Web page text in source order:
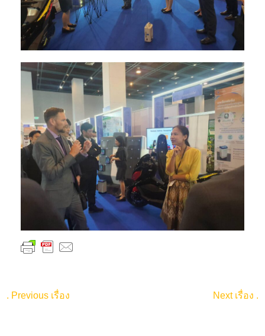
. Previous เรื่อง Next เรื่อง .